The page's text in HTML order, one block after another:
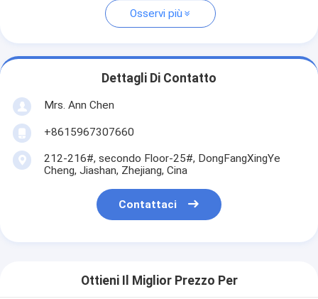
Osservi più
Dettagli Di Contatto
Mrs. Ann Chen
+8615967307660
212-216#, secondo Floor-25#, DongFangXingYe
Cheng, Jiashan, Zhejiang, Cina
Contattaci
Ottieni Il Miglior Prezzo Per